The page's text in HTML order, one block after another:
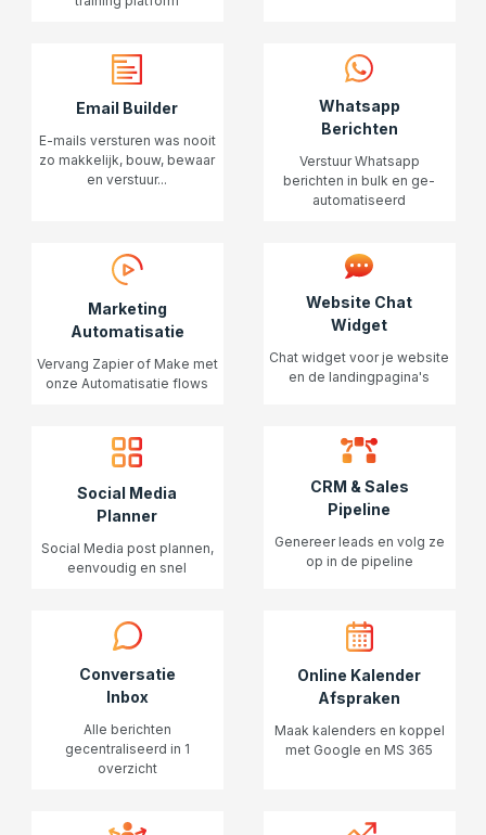
Email Builder
E-mails versturen was nooit
zo makkelijk, bouw, bewaar
en verstuur...
Whatsapp
Berichten
Verstuur Whatsapp
berichten in bulk en ge-
automatiseerd
Marketing
Automatisatie
Vervang Zapier of Make met
onze Automatisatie flows
Website Chat
Widget
Chat widget voor je website
en de landingpagina's
Social Media
Planner
Social Media post plannen,
eenvoudig en snel
CRM & Sales
Pipeline
Genereer leads en volg ze
op in de pipeline
Conversatie
Inbox
Alle berichten
gecentraliseerd in 1
overzicht
Online Kalender
Afspraken
Maak kalenders en koppel
met Google en MS 365